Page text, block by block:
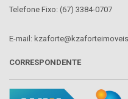
Telefone Fixo: (67) 3384-0707
E-mail:
CORRESPONDENTE